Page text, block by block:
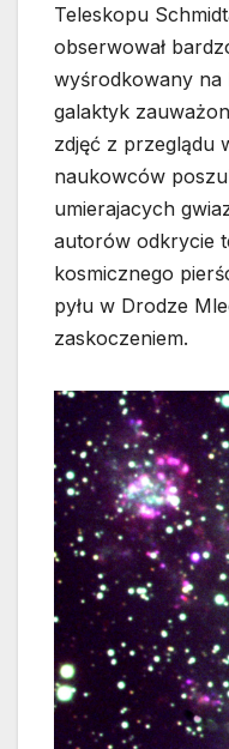
Teleskopu
obserwował
wyśrodkowany na
galaktyk
zdjęć z przeglądu
naukowców
umierajacych
autorów odkrycie
kosmicznego
pyłu w Drodze
zaskoczeniem.